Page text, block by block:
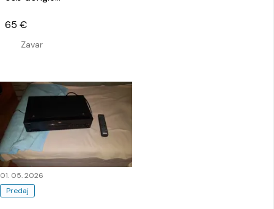
Zavar
65 €
Predaj
01. 05. 2026